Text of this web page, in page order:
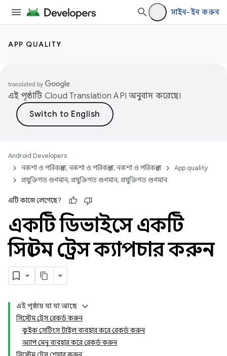
সাইন-ইন করুন
APP QUALITY
এই পৃষ্ঠাটি Cloud Translation API অনুবাদ করেছে।
Android Developers
নকশা ও পরিকল্পনা, নকশা ও পরিকল্পনা, নকশা ও পরিকল্পনা
App quality
প্রযুক্তিগত গুণমান, প্রযুক্তিগত গুণমান, প্রযুক্তিগত গুণমান
এটি কাজে লেগেছে?
একটি ডিভাইসে একটি
সিস্টেম ট্রেস ক্যাপচার করুন
এই পৃষ্ঠায় যা যা আছে
সিস্টেম ট্রেস রেকর্ড করুন
কুইক সেটিংস টাইল ব্যবহার করে রেকর্ড করুন
অ্যাপ মেনু ব্যবহার করে রেকর্ড করুন